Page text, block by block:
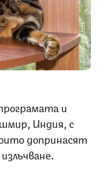
Снимка: iStock
и
Индия, с
допринасят